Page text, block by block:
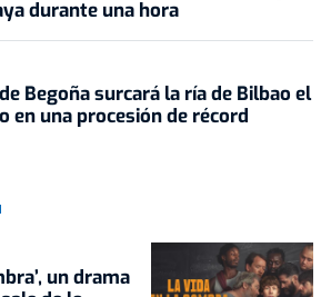
durante una hora
Begoña surcará la ría de Bilbao el
en una procesión de récord
un drama